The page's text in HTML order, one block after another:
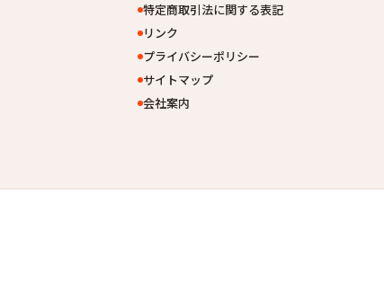
特定商取引法に関する表記
リンク
プライバシーポリシー
サイトマップ
会社案内